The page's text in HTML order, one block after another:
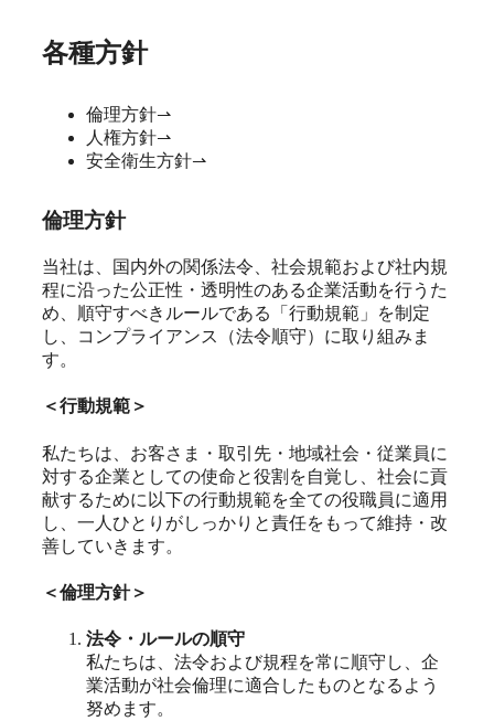
各種方針
倫理方針⇀
人権方針⇀
安全衛生方針⇀
倫理方針
当社は、国内外の関係法令、社会規範および社内規
程に沿った公正性・透明性のある企業活動を行うた
め、順守すべきルールである「行動規範」を制定
し、コンプライアンス（法令順守）に取り組みま
す。
＜行動規範＞
私たちは、お客さま・取引先・地域社会・従業員に
対する企業としての使命と役割を自覚し、社会に貢
献するために以下の行動規範を全ての役職員に適用
し、一人ひとりがしっかりと責任をもって維持・改
善していきます。
＜倫理方針＞
法令・ルールの順守
私たちは、法令および規程を常に順守し、企
業活動が社会倫理に適合したものとなるよう
努めます。